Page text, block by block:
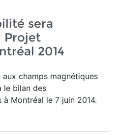
sera
Projet
2014
champs magnétiques
le bilan des
Montréal le 7 juin 2014.